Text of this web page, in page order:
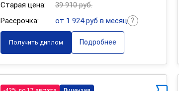
Старая цена:
39 910 руб.
Рассрочка:
от 1 924 руб в месяц
Получить диплом Подробнее